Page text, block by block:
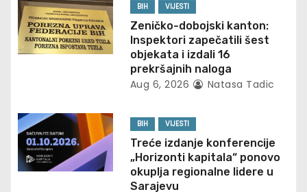
a
t
n
BIH VIJESTI
Zeničko-dobojski kanton:
Inspektori zapečatili šest
objekata i izdali 16
prekršajnih naloga
Aug 6, 2026 Natasa Tadic
BIH VIJESTI
Treće izdanje konferencije
„Horizonti kapitala“ ponovo
okuplja regionalne lidere u
Sarajevu